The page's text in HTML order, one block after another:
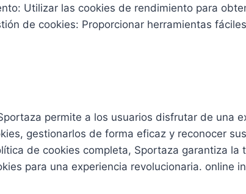
Utilizar las cookies de rendimiento para
de cookies: Proporcionar herramientas
permite a los usuarios disfrutar de una
gestionarlos de forma eficaz y reconocer
de cookies completa, Sportaza garantiza
para una experiencia revolucionaria. online